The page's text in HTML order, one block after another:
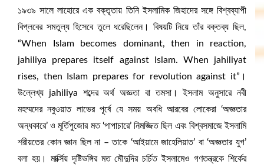
১৯৩৯ সালে লাহোরে এক বক্তৃতায় তিনি ইসলামিক জিহাদের সঙ্গে বিশ্বব্যাপী
বিপ্লবের সমতুল্য হিসেবে তুলে ধরেছিলেন। বিষয়টি নিয়ে তাঁর বক্তব্য ছিল,
“When Islam becomes dominant, then in reaction,
jahiliya prepares itself against Islam. When jahiliyat
rises, then Islam prepares for revolution against it”।
উল্লেখ্য jahiliya শব্দের অর্থ অজ্ঞতা বা তমসা। ইসলাম অনুসারে নবী
মহম্মদের নবুওয়াত লাভের পূর্বে যে সময় অবধি আরবের লোকেরা ‘অজ্ঞতার
অন্ধকারে’ ও মূর্তিপুজোর মত ‘পাপাচারে’ নিমজ্জিত ছিল এবং বিশ্বসমাজে ইসলামি
শরীয়তের কোন জ্ঞান ছিল না – তাকে ‘আইয়ামে জাহেলিয়াত’ বা ‘অজ্ঞতার যুগ’
বলা হয়। মার্ক্সিয় দৃষ্টিভঙ্গির মত মৌদুদির চর্চিত ইসলামেও গণতন্ত্রকে শির্কের